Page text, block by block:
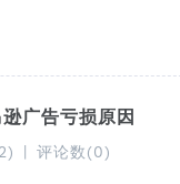
广告亏损原因
评论数(0)